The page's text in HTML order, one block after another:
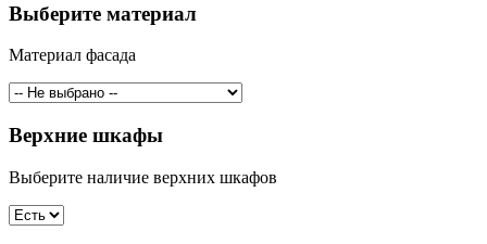
Выберите материал
Материал фасада
Верхние шкафы
Выберите наличие верхних шкафов